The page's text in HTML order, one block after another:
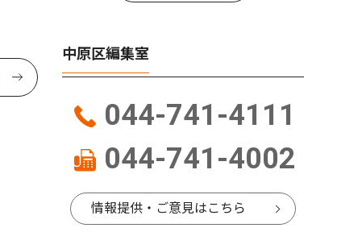
中原区編集室
044-741-4111
044-741-4002
情報提供・ご意見はこちら